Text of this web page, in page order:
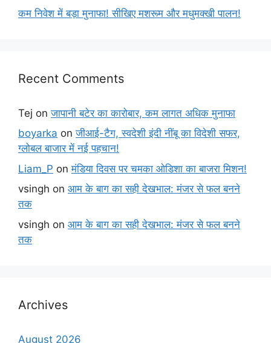
कम निवेश में बड़ा मुनाफा! सीखिए मशरूम और मधुमक्खी पालन!
Recent Comments
Tej onजापानी बटेर का कारोबार, कम लागत अधिक मुनाफा
boyarka onजीआई-टैग, स्वदेशी इंदी नींबू का विदेशी सफर,
ग्लोबल बाजार में नई पहचान!
Liam_P onमंडिया दिवस पर चमका ओडिशा का बाजरा मिशन!
vsingh on आम के बाग का सही देखभाल: मंजर से फल बनने
तक
vsingh on आम के बाग का सही देखभाल: मंजर से फल बनने
तक
Archives
August 2026